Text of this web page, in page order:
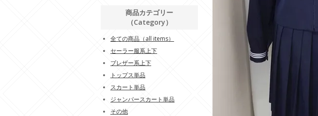
商品カテゴリー
（Category）
全ての商品（all items）
セーラー服系上下
ブレザー系上下
トップス単品
スカート単品
ジャンパースカート単品
その他